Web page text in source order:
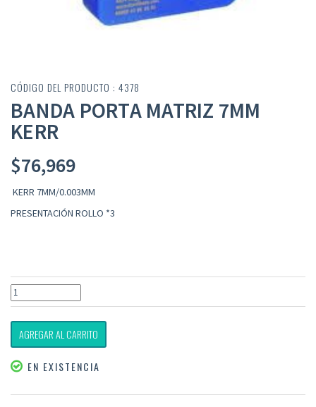
CÓDIGO DEL PRODUCTO : 4378
BANDA PORTA MATRIZ 7MM
KERR
$76,969
KERR 7MM/0.003MM
PRESENTACIÓN ROLLO *3
AGREGAR AL CARRITO
EN EXISTENCIA